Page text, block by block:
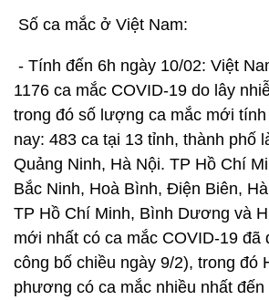
Số ca mắc ở Việt Nam:
- Tính đến 6h ngày 10/02: Việt
1176 ca mắc COVID-19 do lây
trong đó số lượng ca mắc mới
nay: 483 ca tại 13 tỉnh, thành phố
Quảng Ninh, Hà Nội. TP Hồ Chí
Bắc Ninh, Hoà Bình, Điện Biên,
TP Hồ Chí Minh, Bình Dương và
mới nhất có ca mắc COVID-19 đã
công bố chiều ngày 9/2), trong đó
phương có ca mắc nhiều nhất